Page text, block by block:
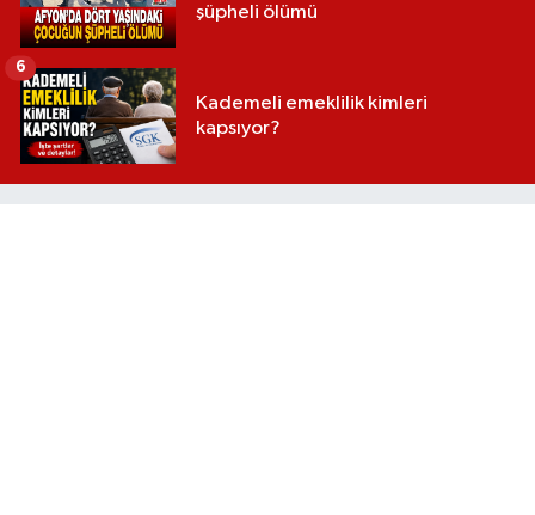
şüpheli ölümü
Kademeli emeklilik kimleri
kapsıyor?
6